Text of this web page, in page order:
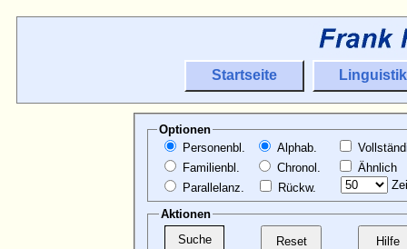
Startseite Linguistik
Optionen
Personenbl.
Familienbl.
Parallelanz.
Alphab.
Chronol.
Rückw.
Ähnlich
Aktionen